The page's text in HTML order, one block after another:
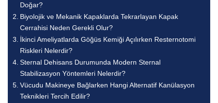
Doğar?
Biyolojik ve Mekanik Kapaklarda Tekrarlayan Kapak
Cerrahisi Neden Gerekli Olur?
İkinci Ameliyatlarda Göğüs Kemiği Açılırken Resternotomi
Riskleri Nelerdir?
Sternal Dehisans Durumunda Modern Sternal
Stabilizasyon Yöntemleri Nelerdir?
Vücudu Makineye Bağlarken Hangi Alternatif Kanülasyon
Teknikleri Tercih Edilir?